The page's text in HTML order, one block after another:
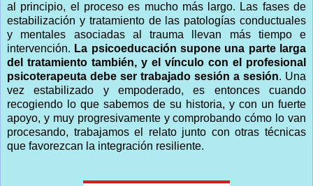
al principio, el proceso es mucho más largo. Las fases de
estabilización y tratamiento de las patologías conductuales
y mentales asociadas al trauma llevan más tiempo e
intervención. La psicoeducación supone una parte larga
del tratamiento también, y el vínculo con el profesional
psicoterapeuta debe ser trabajado sesión a sesión. Una
vez estabilizado y empoderado, es entonces cuando
recogiendo lo que sabemos de su historia, y con un fuerte
apoyo, y muy progresivamente y comprobando cómo lo van
procesando, trabajamos el relato junto con otras técnicas
que favorezcan la integración resiliente.